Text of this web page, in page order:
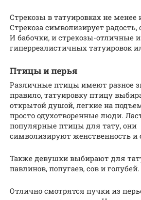
Стрекозы в татуировках не менее
Стрекоза символизирует радость,
И бабочки, и стрекозы-отличные
гиперреалистичных татуировок
Птицы и перья
Различные птицы имеют разное
правило, татуировку птицу
открытой душой, легкие на
просто одухотворенные люди.
популярные птицы для тату, они
символизируют женственность и
Также девушки выбирают для
павлинов, попугаев, сов и голубей.
Отлично смотрятся пучки из